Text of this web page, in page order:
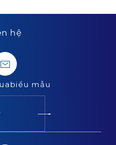
hệ
biểu mẫu